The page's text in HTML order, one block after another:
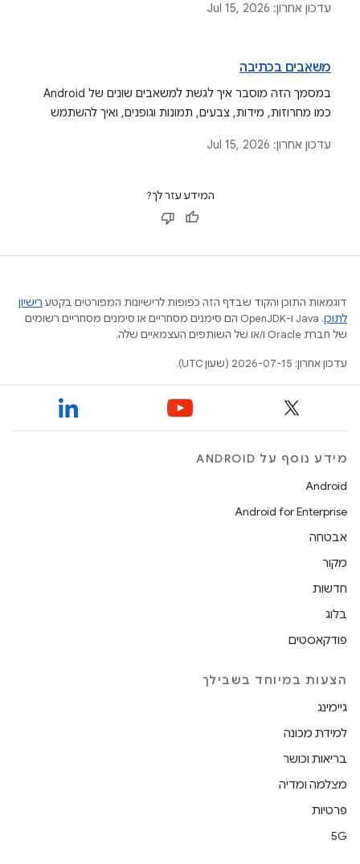
עדכון אחרון: Jul 15, 2026
משאבים בכתיבה
במסמך הזה מוסבר איך לגשת למשאבים שונים של Android
כמו מחרוזות, מידות, צבעים, תמונות וגופנים, ואיך להשתמש
עדכון אחרון: Jul 15, 2026
המידע עזר לך?
דוגמאות התוכן והקוד שבדף הזה כפופות לרישיונות המפורטים בקטע רישיון
לתוכן
.‏ Java ו-OpenJDK הם סימנים מסחריים או סימנים מסחריים רשומים
של חברת Oracle ו/או של השותפים העצמאיים שלה.
עדכון אחרון: 2026-07-15 (שעון UTC).
מידע נוסף על ANDROID
Android
Android for Enterprise
אבטחה
מקור
חדשות
בלוג
פודקאסטים
הצעות במיוחד בשבילך
גיימינג
למידת מכונה
בריאות וכושר
מצלמה ומדיה
פרטיות
5G